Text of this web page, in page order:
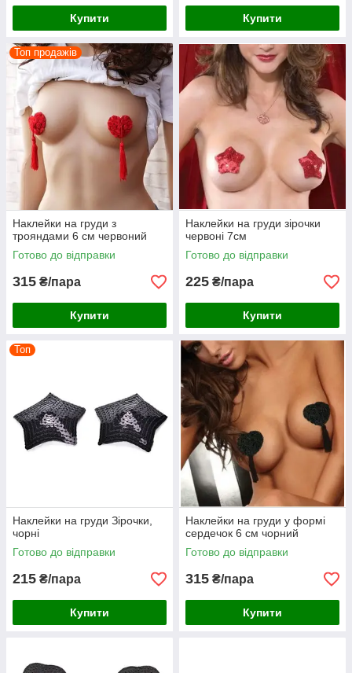
Купити Купити
Топ продажів
Наклейки на груди з
трояндами 6 см червоний
Готово до відправки
315 ₴/пара
Купити
Наклейки на груди зірочки
червоні 7см
Готово до відправки
225 ₴/пара
Купити
Топ
Наклейки на груди Зірочки,
чорні
Готово до відправки
215 ₴/пара
Купити
Наклейки на груди у формі
сердечок 6 см чорний
Готово до відправки
315 ₴/пара
Купити